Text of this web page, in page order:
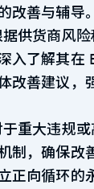
改善与辅导。
供货商风
入了解其在
改善建议，
重大违规
制，确保改
正向循环的